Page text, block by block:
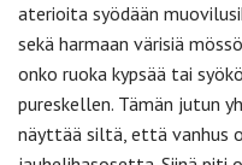
aterioita syödään
sekä harmaan värisiä
onko ruoka kypsää tai
pureskellen. Tämän jutun
näyttää siltä, että vanhus